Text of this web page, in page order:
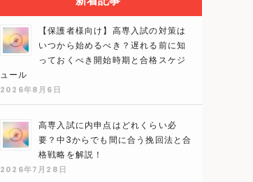
【保護者様向け】高専入試の対策は
いつから始めるべき？遅れる前に知
っておくべき開始時期と合格スケジ
ュール
2026年8月6日
高専入試に内申点はどれくらい必
要？中3からでも間に合う挽回法と合
格戦略を解説！
2026年7月28日